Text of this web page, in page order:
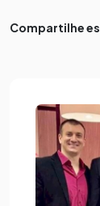
Compartilhe